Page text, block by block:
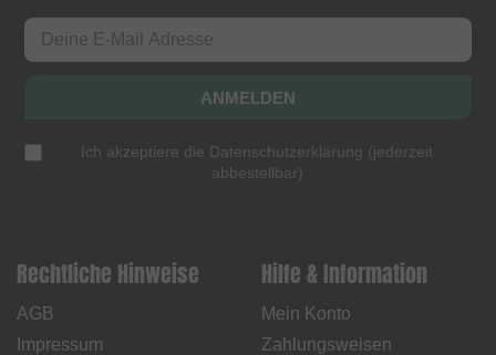
ANMELDEN
Ich akzeptiere die Datenschutzerklärung (jederzeit
abbestellbar)
Rechtliche Hinweise
AGB
Impressum
Hilfe & Information
Mein Konto
Zahlungsweisen